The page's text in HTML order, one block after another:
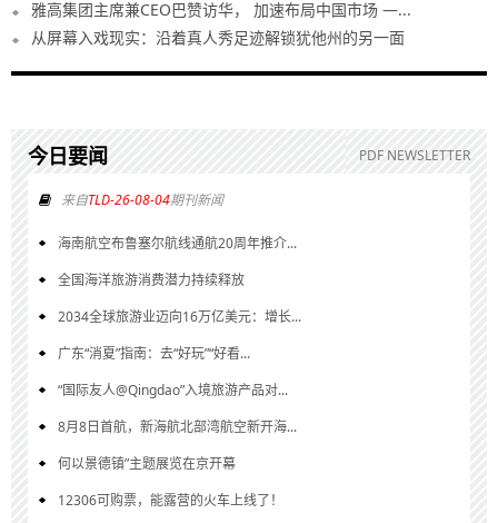
雅高集团主席兼CEO巴赞访华， 加速布局中国市场 —...
从屏幕入戏现实：沿着真人秀足迹解锁犹他州的另一面
今日要闻 PDF NEWSLETTER
来自TLD-26-08-04期刊新闻
海南航空布鲁塞尔航线通航20周年推介...
全国海洋旅游消费潜力持续释放
2034全球旅游业迈向16万亿美元：增长...
广东“消夏”指南：去“好玩”“好看...
“国际友人@Qingdao”入境旅游产品对...
8月8日首航，新海航北部湾航空新开海...
何以景德镇”主题展览在京开幕
12306可购票，能露营的火车上线了！